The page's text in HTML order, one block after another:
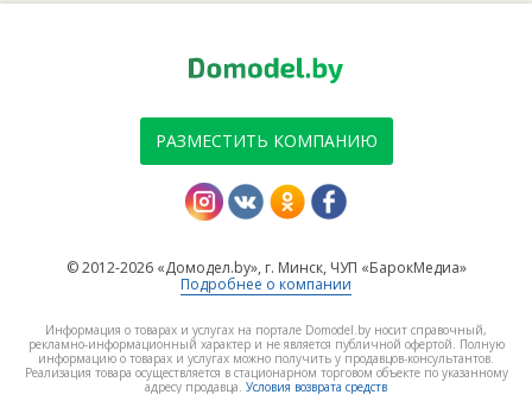
РАЗМЕСТИТЬ КОМПАНИЮ
© 2012-2026 «Домодел.by», г. Минск, ЧУП «БарокМедиа»
Подробнее о компании
Информация о товарах и услугах на портале Domodel.by носит справочный,
рекламно-информационный характер и не является публичной офертой. Полную
информацию о товарах и услугах можно получить у продавцов-консультантов.
Реализация товара осуществляется в стационарном торговом объекте по указанному
адресу продавца. Условия возврата средств